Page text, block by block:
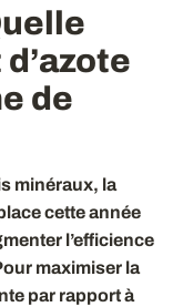
de
minéraux, la
cette année
l’efficience
maximiser la
par rapport à